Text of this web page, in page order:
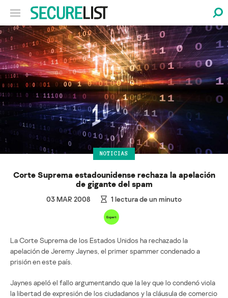
NOTICIAS
Corte Suprema estadounidense rechaza la apelación
de gigante del spam
03 MAR 2008 1 lectura de un minuto
La Corte Suprema de los Estados Unidos ha rechazado la
apelación de Jeremy Jaynes, el primer spammer condenado a
prisión en este país.
Jaynes apeló el fallo argumentando que la ley que lo condenó viola
la libertad de expresión de los ciudadanos y la cláusula de comercio